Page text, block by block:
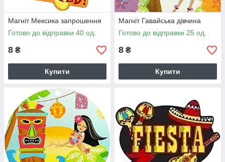
Магніт Мексика запрошення
Готово до відправки 40 од.
8 ₴
Купити
Магніт Гавайська дівчина
Готово до відправки 25 од.
8 ₴
Купити